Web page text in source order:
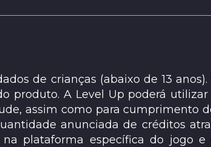
de crianças (abaixo de 13
produto. A Level Up poderá
assim como para cumprimento
anunciada de créditos
plataforma específica do jogo e